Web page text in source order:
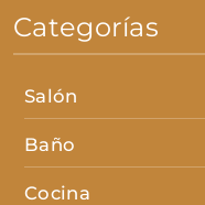
Categorías
Salón
Baño
Cocina